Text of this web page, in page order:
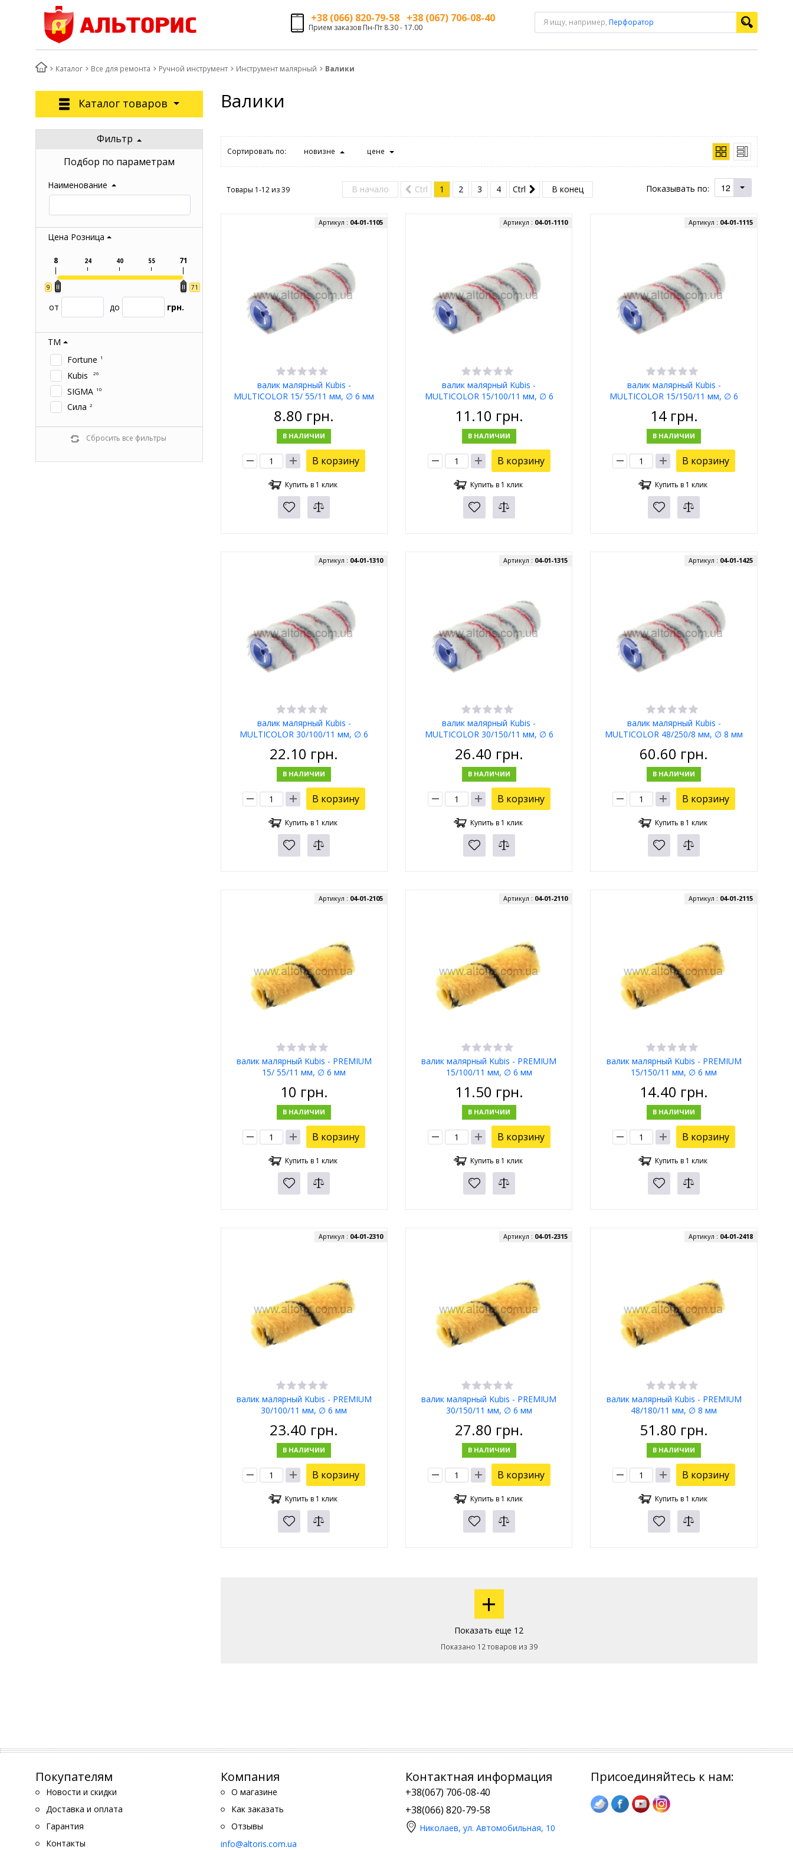
+38 (066) 820-79-58 +38 (067) 706-08-40
Прием заказов Пн-Пт 8.30 - 17.00
Я ищу, например, Перфоратор
Каталог Все для ремонта Ручной инструмент Инструмент малярный Валики
Каталог товаров
Фильтр
Подбор по параметрам
Наименование
Цена Розница
9 71
8 24 40 55 71
от до грн.
ТМ
Fortune
1
Kubis 26
SIGMA 10
Сила 2
Сбросить все фильтры
Валики
Сортировать по: новизне цене
Показывать по: 12
Товары 1-12 из39 В начало Ctrl 1 2 3 4 Ctrl В конец
валик малярный Kubis -
MULTICOLOR 15/ 55/11 мм, ∅ 6 мм
Артикул : 04-01-1105
8.80 грн.
В НАЛИЧИИ
В корзину
Купить в 1 клик
валик малярный Kubis -
MULTICOLOR 15/100/11 мм, ∅ 6
Артикул : 04-01-1110
11.10 грн.
В НАЛИЧИИ
В корзину
Купить в 1 клик
валик малярный Kubis -
MULTICOLOR 15/150/11 мм, ∅ 6
Артикул : 04-01-1115
14грн.
В НАЛИЧИИ
В корзину
Купить в 1 клик
валик малярный Kubis -
MULTICOLOR 30/100/11 мм, ∅ 6
Артикул : 04-01-1310
22.10 грн.
В НАЛИЧИИ
В корзину
Купить в 1 клик
валик малярный Kubis -
MULTICOLOR 30/150/11 мм, ∅ 6
Артикул : 04-01-1315
26.40 грн.
В НАЛИЧИИ
В корзину
Купить в 1 клик
валик малярный Kubis -
MULTICOLOR 48/250/8 мм, ∅ 8 мм
Артикул : 04-01-1425
60.60 грн.
В НАЛИЧИИ
В корзину
Купить в 1 клик
валик малярный Kubis - PREMIUM
15/ 55/11 мм, ∅ 6 мм
Артикул : 04-01-2105
10 грн.
В НАЛИЧИИ
В корзину
Купить в 1 клик
валик малярный Kubis - PREMIUM
15/100/11 мм, ∅ 6 мм
Артикул : 04-01-2110
11.50 грн.
В НАЛИЧИИ
В корзину
Купить в 1 клик
валик малярный Kubis - PREMIUM
15/150/11 мм, ∅ 6 мм
Артикул : 04-01-2115
14.40 грн.
В НАЛИЧИИ
В корзину
Купить в 1 клик
валик малярный Kubis - PREMIUM
30/100/11 мм, ∅ 6 мм
Артикул : 04-01-2310
23.40 грн.
В НАЛИЧИИ
В корзину
Купить в 1 клик
валик малярный Kubis - PREMIUM
30/150/11 мм, ∅ 6 мм
Артикул : 04-01-2315
27.80 грн.
В НАЛИЧИИ
В корзину
Купить в 1 клик
валик малярный Kubis - PREMIUM
48/180/11 мм, ∅ 8 мм
Артикул : 04-01-2418
51.80 грн.
В НАЛИЧИИ
В корзину
Купить в 1 клик
+
Показать еще 12
Показано 12 товаров из 39
Покупателям
Новости и скидки
Доставка и оплата
Гарантия
Контакты
Компания
О магазине
Как заказать
Отзывы
info@altoris.com.ua
Контактная информация
+38(067) 706-08-40
+38(066) 820-79-58
Николаев, ул. Автомобильная, 10
Присоединяйтесь к нам: